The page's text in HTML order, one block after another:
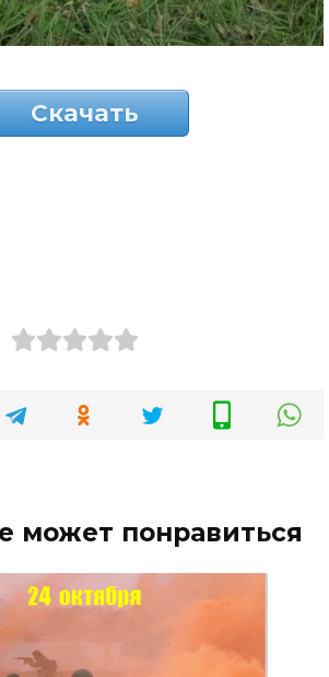
Скачать
может понравиться